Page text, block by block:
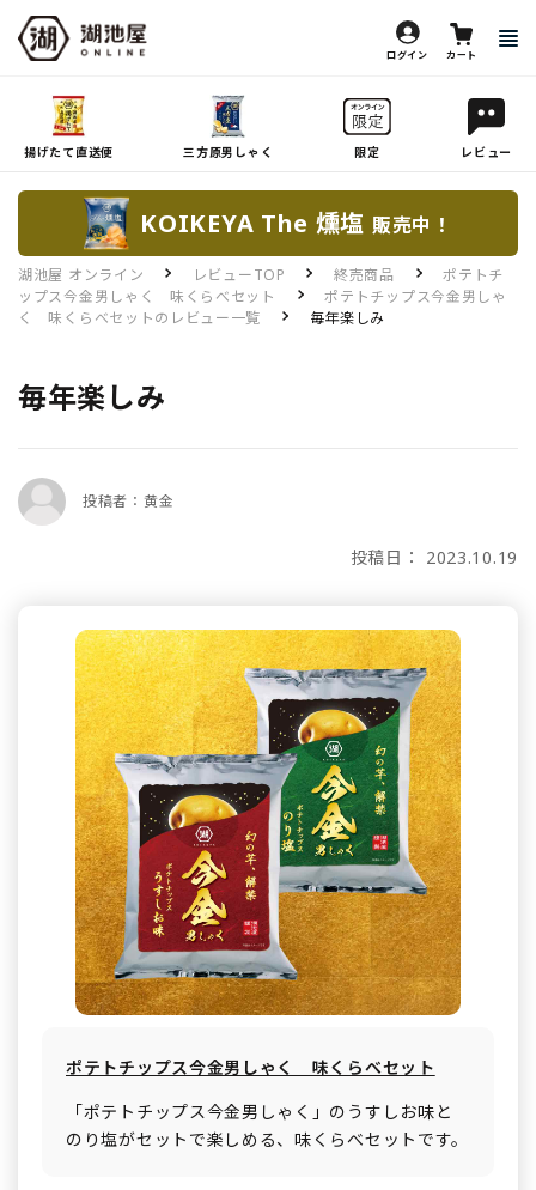
ログイン カート
揚げたて直送便 三方原男しゃく 限定 レビュー
KOIKEYA The 燻塩 販売中！
湖池屋 オンライン レビューTOP 終売商品
ポテトチ
ップス今金男しゃく 味くらべセット
ポテトチップス今金男しゃ
く 味くらべセットのレビュー一覧
毎年楽しみ
毎年楽しみ
投稿者：黄金
投稿日： 2023.10.19
ポテトチップス今金男しゃく 味くらべセット
「ポテトチップス今金男しゃく」のうすしお味と
のり塩がセットで楽しめる、味くらべセットです。